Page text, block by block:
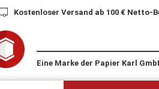
Kostenloser Versand ab 100 € Netto-
Eine Marke der Papier Karl